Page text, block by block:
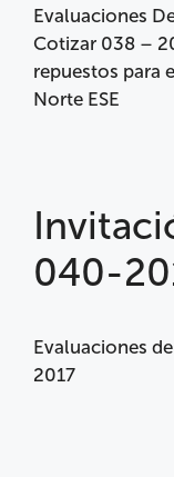
Evaluaciones
Cotizar 038 –
repuestos para
Norte ESE
040-
Evaluaciones
2017